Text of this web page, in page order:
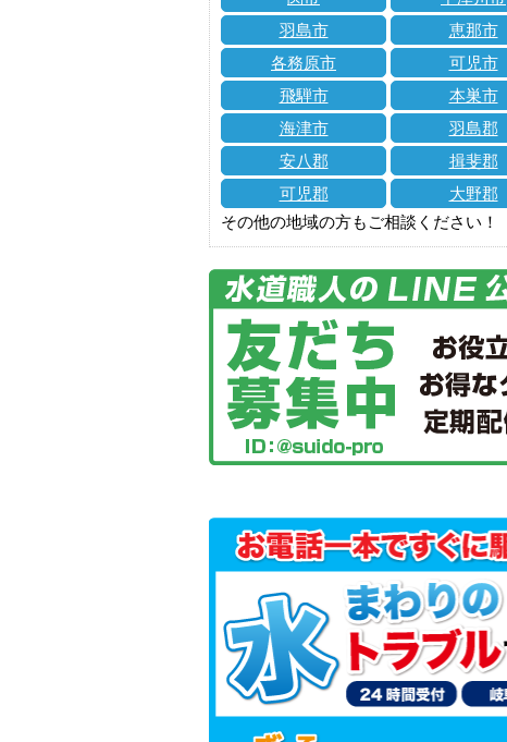
羽島市
恵那市
各務原市
可児市
飛騨市
本巣市
海津市
羽島郡
安八郡
揖斐郡
可児郡
大野郡
その他の地域の方もご相談ください！